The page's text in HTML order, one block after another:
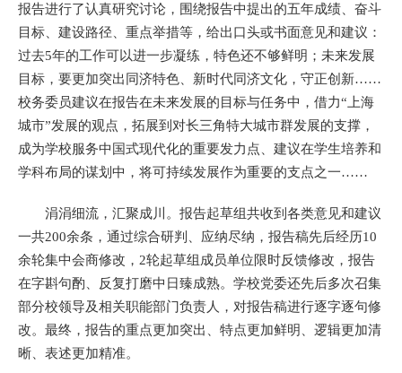
报告进行了认真研究讨论，围绕报告中提出的五年成绩、奋斗
目标、建设路径、重点举措等，给出口头或书面意见和建议：
过去5年的工作可以进一步凝练，特色还不够鲜明；未来发展
目标，要更加突出同济特色、新时代同济文化，守正创新……
校务委员建议在报告在未来发展的目标与任务中，借力“上海
城市”发展的观点，拓展到对长三角特大城市群发展的支撑，
成为学校服务中国式现代化的重要发力点、建议在学生培养和
学科布局的谋划中，将可持续发展作为重要的支点之一……
涓涓细流，汇聚成川。报告起草组共收到各类意见和建议
一共200余条，通过综合研判、应纳尽纳，报告稿先后经历10
余轮集中会商修改，2轮起草组成员单位限时反馈修改，报告
在字斟句酌、反复打磨中日臻成熟。学校党委还先后多次召集
部分校领导及相关职能部门负责人，对报告稿进行逐字逐句修
改。最终，报告的重点更加突出、特点更加鲜明、逻辑更加清
晰、表述更加精准。